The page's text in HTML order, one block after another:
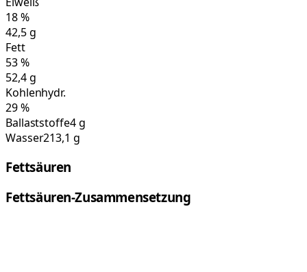
18%
42,5g
Fett
53%
52,4g
Kohlenhydr.
29%
Ballaststoffe4 g
Wasser213,1 g
Fettsäuren
Fettsäuren-Zusammensetzung